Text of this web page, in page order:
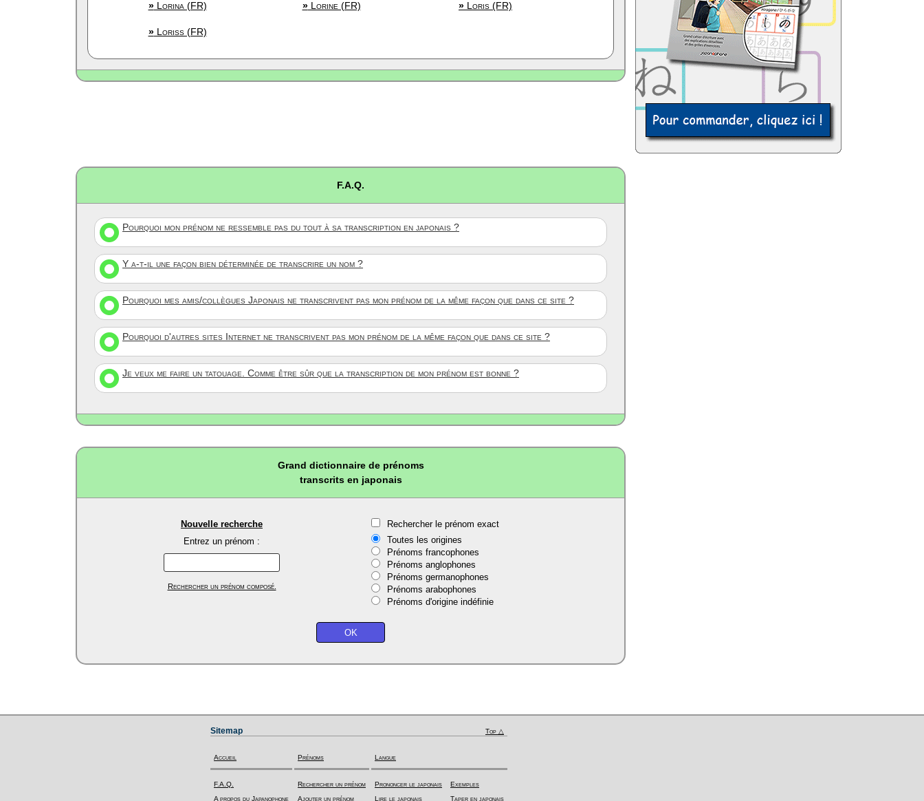
»Lorina (FR) »Lorine (FR) » Loris (FR)
»Loriss (FR)
F.A.Q.
Pourquoi mon prénom ne ressemble pas du tout à sa transcription en japonais ?
Y a-t-il une façon bien déterminée de transcrire un nom ?
Pourquoi mes amis/collègues Japonais ne transcrivent pas mon prénom de la même façon que dans ce site ?
Pourquoi d'autres sites Internet ne transcrivent pas mon prénom de la même façon que dans ce site ?
Je veux me faire un tatouage. Comme être sûr que la transcription de mon prénom est bonne ?
Grand dictionnaire de prénoms
transcrits en japonais
Nouvelle recherche
Entrez un prénom :
Rechercher un prénom composé.
Rechercher le prénom exact
Toutes les origines
Prénoms francophones
Prénoms anglophones
Prénoms germanophones
Prénoms arabophones
Prénoms d'origine indéfinie
Sitemap Top △
Accueil
F.A.Q.
A propos du Japanophone
Prénoms
Rechercher un prénom
Ajouter un prénom
Langue
Prononcer le japonais
Lire le japonais
Exemples
Taper en japonais